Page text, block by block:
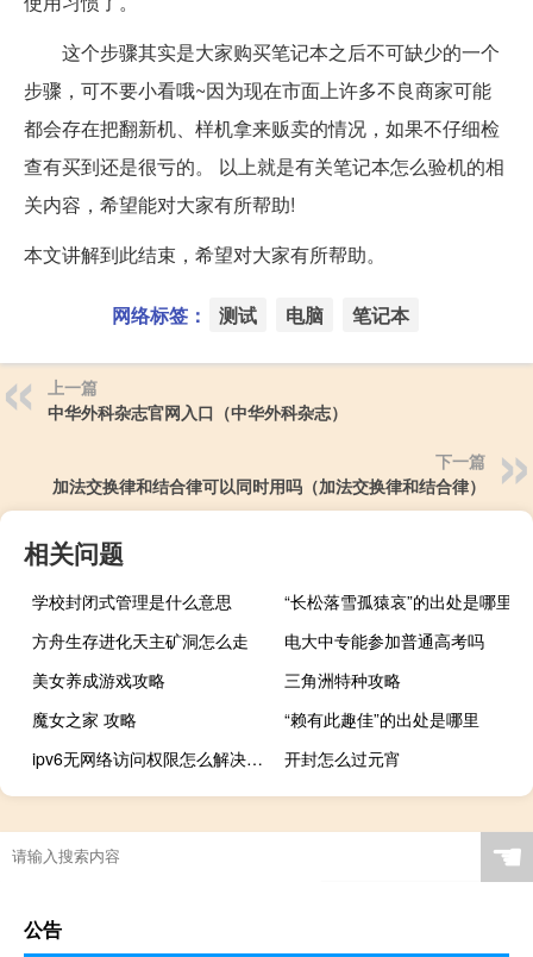
这个步骤其实是大家购买笔记本之后不可缺少的一个
步骤，可不要小看哦~因为现在市面上许多不良商家可能
都会存在把翻新机、样机拿来贩卖的情况，如果不仔细检
查有买到还是很亏的。 以上就是有关笔记本怎么验机的相
关内容，希望能对大家有所帮助!
本文讲解到此结束，希望对大家有所帮助。
网络标签： 测试 电脑 笔记本
上一篇
中华外科杂志官网入口（中华外科杂志）
下一篇
加法交换律和结合律可以同时用吗（加法交换律和结合律）
相关问题
学校封闭式管理是什么意思
“长松落雪孤猿哀”的出处是哪里
方舟生存进化天主矿洞怎么走
电大中专能参加普通高考吗
美女养成游戏攻略
三角洲特种攻略
魔女之家 攻略
“赖有此趣佳”的出处是哪里
ipv6无网络访问权限怎么解决win10（ipv6无网络访问权限）
开封怎么过元宵
☚
公告